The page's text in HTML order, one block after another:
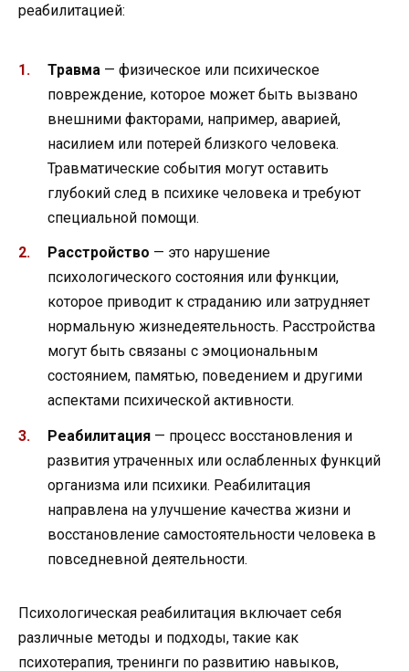
реабилитацией:
Травма — физическое или психическое
повреждение, которое может быть вызвано
внешними факторами, например, аварией,
насилием или потерей близкого человека.
Травматические события могут оставить
глубокий след в психике человека и требуют
специальной помощи.
Расстройство — это нарушение
психологического состояния или функции,
которое приводит к страданию или затрудняет
нормальную жизнедеятельность. Расстройства
могут быть связаны с эмоциональным
состоянием, памятью, поведением и другими
аспектами психической активности.
Реабилитация — процесс восстановления и
развития утраченных или ослабленных функций
организма или психики. Реабилитация
направлена на улучшение качества жизни и
восстановление самостоятельности человека в
повседневной деятельности.
Психологическая реабилитация включает себя
различные методы и подходы, такие как
психотерапия, тренинги по развитию навыков,